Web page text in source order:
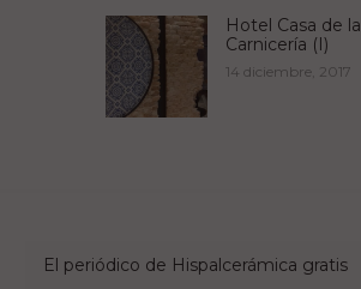
Hotel Casa de la
Carnicería (I)
14 diciembre, 2017
El periódico de Hispalcerámica gratis